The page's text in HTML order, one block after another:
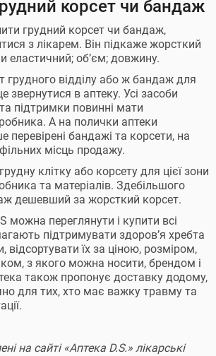
корсет чи бандаж
грудний корсет чи бандаж,
з лікарем. Він підкаже жорсткий
еластичний; об’єм; довжину.
грудного відділу або ж бандаж для
звернутися в аптеку. Усі засоби
та підтримки повинні мати
А на полички аптеки
перевірені бандажі та корсети, на
місць продажу.
клітку або корсету для цієї зони
та матеріалів. Здебільшого
дешевший за жорсткий корсет.
можна переглянути і купити всі
підтримувати здоров’я хребта
відсортувати їх за ціною, розміром,
з якого можна носити, брендом і
також пропонує доставку додому,
для тих, хто має важку травму та
на сайті «Аптека D.S.» лікарські